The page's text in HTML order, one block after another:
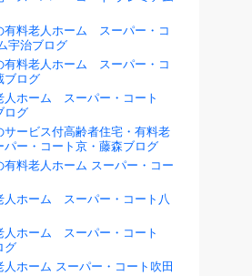
有料老人ホーム スーパー・コ
宇治ブログ
有料老人ホーム スーパー・コ
ブログ
人ホーム スーパー・コート
ログ
サービス付高齢者住宅・有料老
ー・コート京・藤森ブログ
有料老人ホーム スーパー・コー
人ホーム スーパー・コート八
人ホーム スーパー・コート
グ
人ホーム スーパー・コート吹田